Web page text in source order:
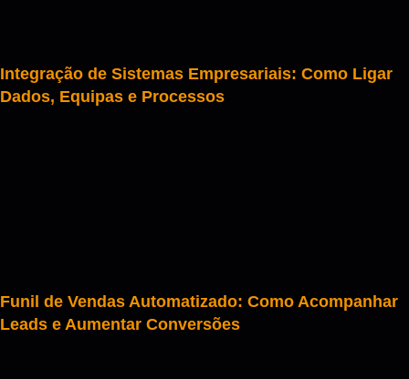
Integração de Sistemas Empresariais: Como Ligar
Dados, Equipas e Processos
Funil de Vendas Automatizado: Como Acompanhar
Leads e Aumentar Conversões